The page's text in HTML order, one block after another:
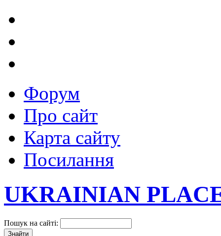
Форум
Про сайт
Карта сайту
Посилання
UKRAINIAN
Пошук на сайті: